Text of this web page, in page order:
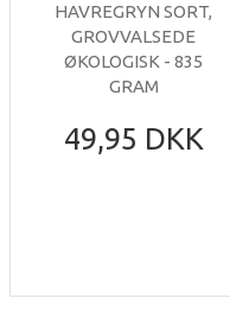
HAVREGRYN SORT,
GROVVALSEDE
ØKOLOGISK - 835
GRAM
49,95 DKK